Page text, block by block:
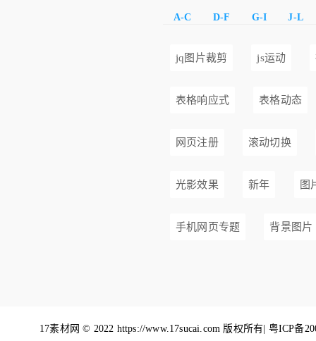
A-C D-F G-I J-L
jq图片裁剪 js运动
表格响应式 表格动态
网页注册 滚动切换
光影效果 新年 图
手机网页专题 背景图片
17素材网 © 2022 https://www.17sucai.com 版权所有| 粤ICP备